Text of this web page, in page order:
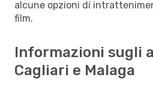
alcune opzioni di
film.
Informazioni sugli
Cagliari e Malaga